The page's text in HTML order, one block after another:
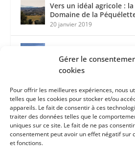
Gérer le
cookies
Pour offrir les meilleures expériences, nous
telles que les cookies pour stocker et/ou
appareils. Le fait de consentir à ces
traiter des données telles que le
uniques sur ce site. Le fait de ne pas
consentement peut avoir un effet négatif sur
et fonctions.
Vers un idéal agricole :
Domaine de la
20 janvier 2019
10 décembre 2018
Antonin Iommi-
Couston
10 novembre 2018
Particularités helvétiques